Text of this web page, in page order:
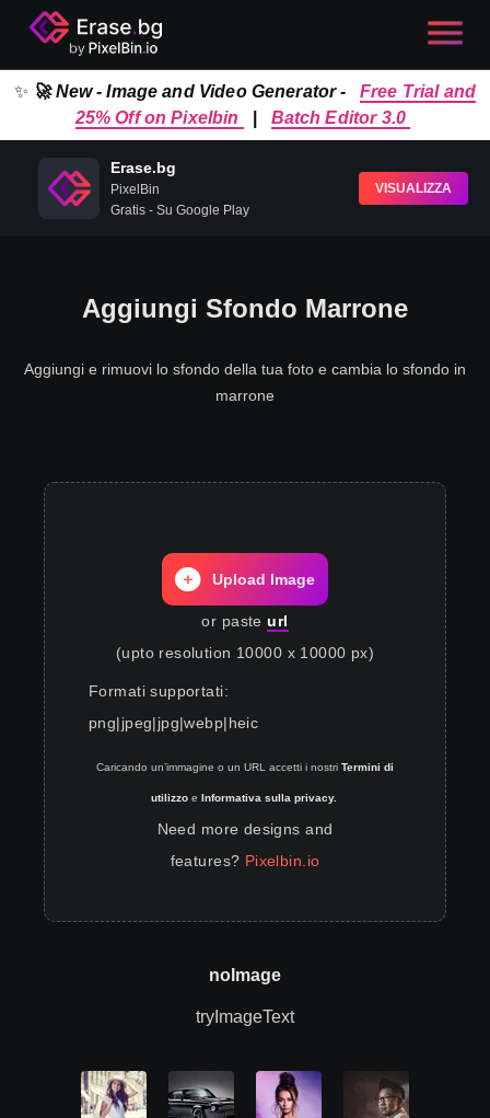
✨ 🚀 New - Image and Video Generator -
Free Trial and
25% Off on Pixelbin
Batch Editor 3.0
Erase.bg
PixelBin
Gratis - Su Google Play
VISUALIZZA
Aggiungi Sfondo Marrone
Aggiungi e rimuovi lo sfondo della tua foto e cambia lo sfondo in
marrone
Upload Image
or paste url
(upto resolution 10000 x 10000 px)
Formati supportati:
png|jpeg|jpg|webp|heic
Caricando un’immagine o un URL accetti i nostri Termini di
utilizzo e Informativa sulla privacy.
Need more designs and
features? Pixelbin.io
noImage
tryImageText